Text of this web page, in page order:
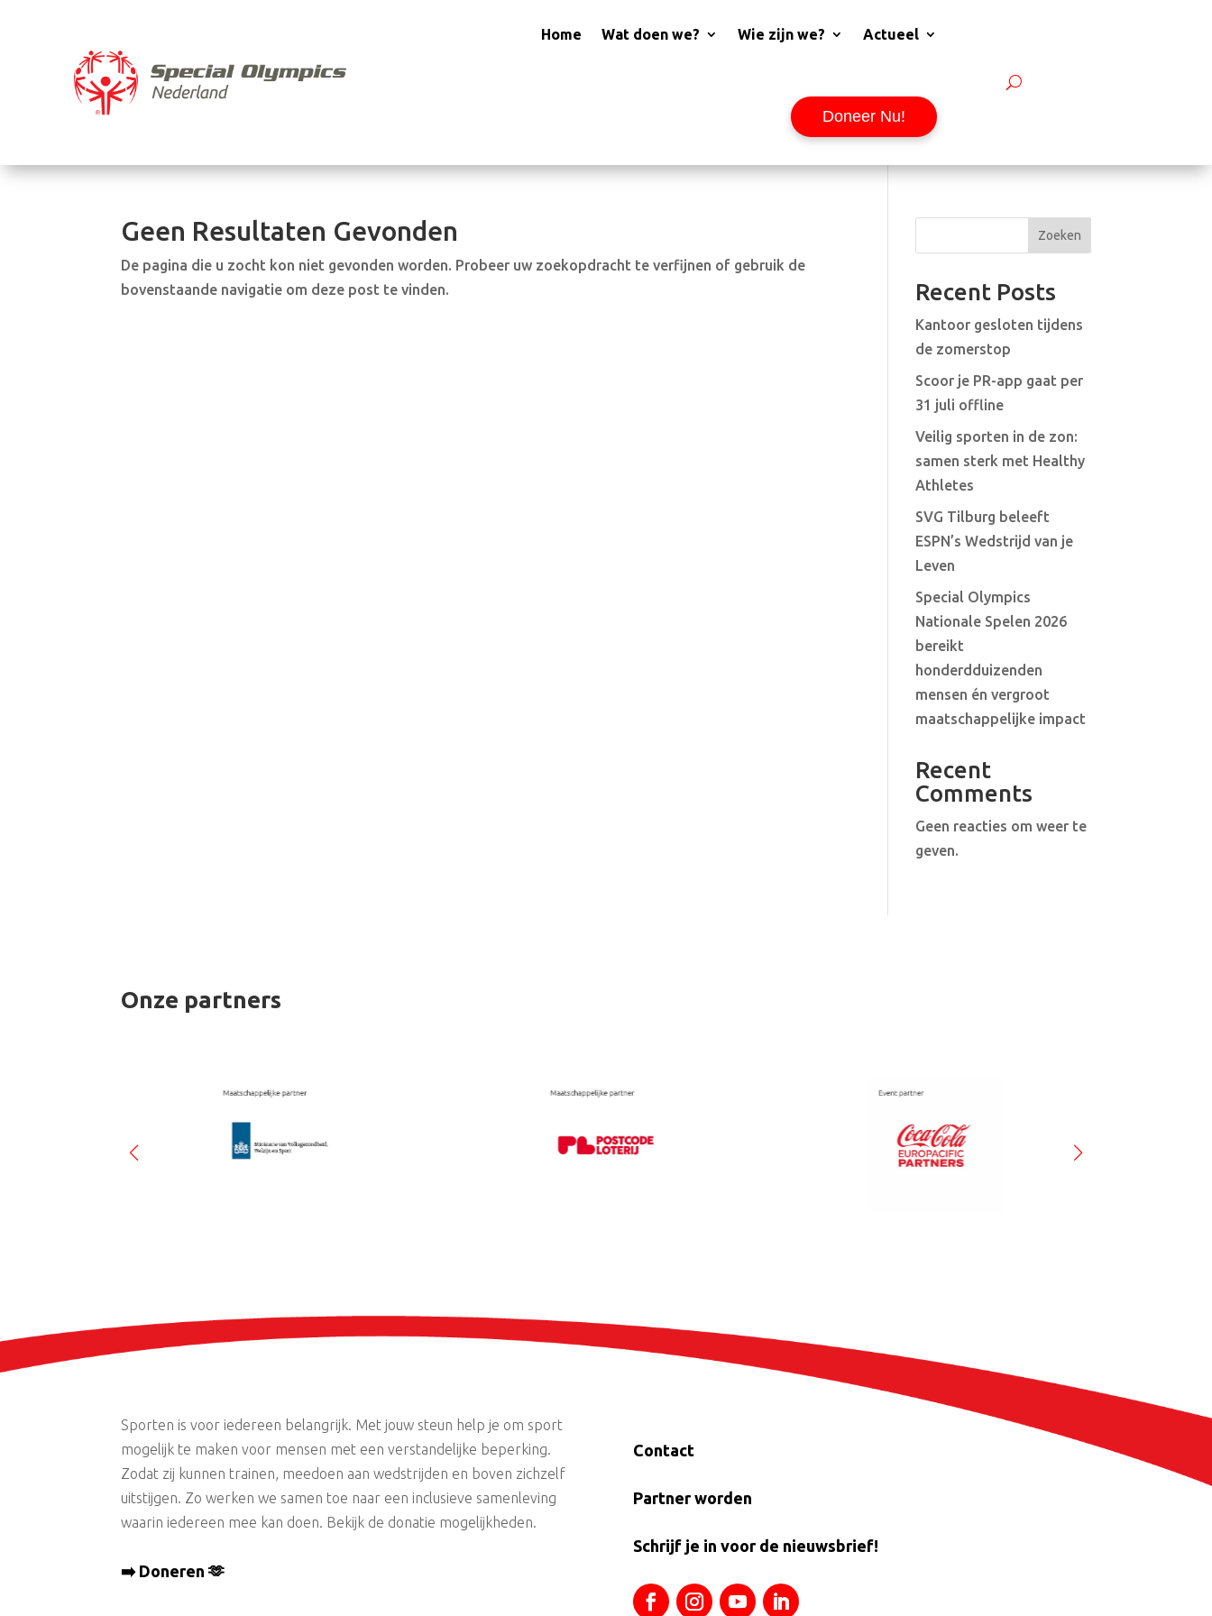
Home Wat doen we? Wie zijn we? Actueel
Doneer Nu!
Geen Resultaten Gevonden
De pagina die u zocht kon niet gevonden worden. Probeer uw zoekopdracht te verfijnen of gebruik de
bovenstaande navigatie om deze post te vinden.
Zoeken
Recent Posts
Kantoor gesloten tijdens
de zomerstop
Scoor je PR-app gaat per
31 juli offline
Veilig sporten in de zon:
samen sterk met Healthy
Athletes
SVG Tilburg beleeft
ESPN’s Wedstrijd van je
Leven
Special Olympics
Nationale Spelen 2026
bereikt
honderdduizenden
mensen én vergroot
maatschappelijke impact
Recent
Comments
Geen reacties om weer te
geven.
Onze partners
Sporten is voor iedereen belangrijk. Met jouw steun help je om sport
mogelijk te maken voor mensen met een verstandelijke beperking.
Zodat zij kunnen trainen, meedoen aan wedstrijden en boven zichzelf
uitstijgen. Zo werken we samen toe naar een inclusieve samenleving
waarin iedereen mee kan doen. Bekijk de donatie mogelijkheden.
➡️ Doneren 🫶
Contact
Partner worden
Schrijf je in voor de nieuwsbrief!